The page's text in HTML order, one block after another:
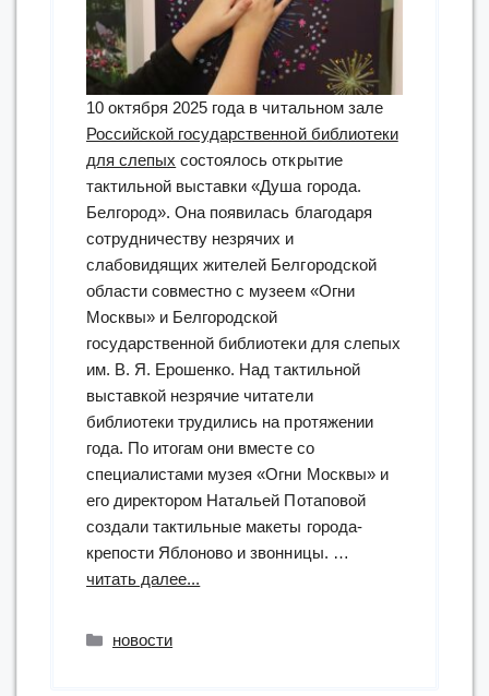
10 октября 2025 года в читальном зале
Российской государственной библиотеки
для слепых состоялось открытие
тактильной выставки «Душа города.
Белгород». Она появилась благодаря
сотрудничеству незрячих и
слабовидящих жителей Белгородской
области совместно с музеем «Огни
Москвы» и Белгородской
государственной библиотеки для слепых
им. В. Я. Ерошенко. Над тактильной
выставкой незрячие читатели
библиотеки трудились на протяжении
года. По итогам они вместе со
специалистами музея «Огни Москвы» и
его директором Натальей Потаповой
создали тактильные макеты города-
крепости Яблоново и звонницы. …
читать далее...
Рубрики
новости